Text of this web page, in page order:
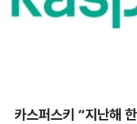
카스퍼스키 “지난해